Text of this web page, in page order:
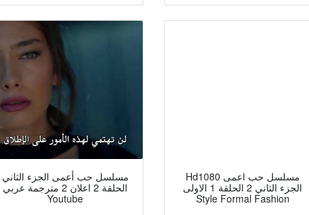
مسلسل حب أعمى الجزء الثاني
الحلقة 2 اعلان 2 مترجمة عربي
Youtube
Hd1080 مسلسل حب اعمى
الجزء الثاني 2 الحلقة 1 الاولى
Style Formal Fashion